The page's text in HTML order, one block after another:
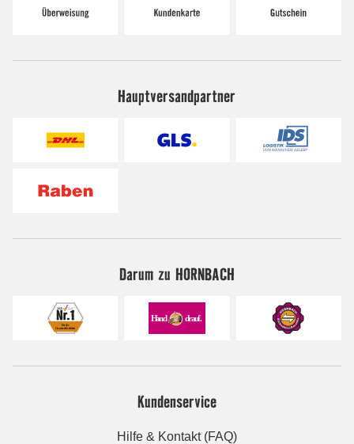
Hauptversandpartner
Darum zu HORNBACH
Kundenservice
Hilfe & Kontakt (FAQ)